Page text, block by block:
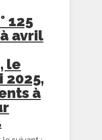
125
avril
le
2025,
à